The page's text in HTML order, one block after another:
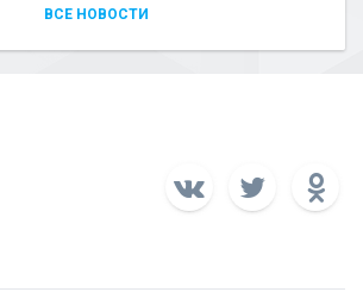
ВСЕ НОВОСТИ